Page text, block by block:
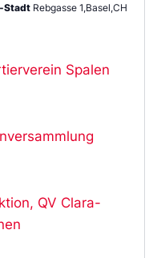
Stadt Rebgasse 1,Basel,CH
Spalen
QV Clara-